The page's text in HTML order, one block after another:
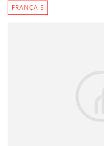
FRANÇAIS